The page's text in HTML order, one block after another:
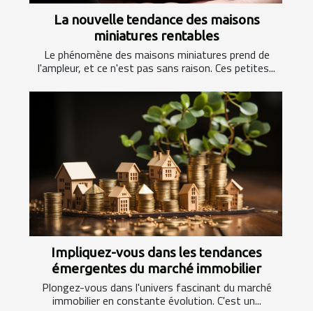
La nouvelle tendance des maisons
miniatures rentables
Le phénomène des maisons miniatures prend de
l'ampleur, et ce n'est pas sans raison. Ces petites...
Impliquez-vous dans les tendances
émergentes du marché immobilier
Plongez-vous dans l'univers fascinant du marché
immobilier en constante évolution. C'est un...